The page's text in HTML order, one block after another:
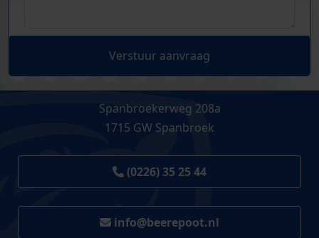
Verstuur aanvraag
Spanbroekerweg 208a
1715 GW Spanbroek
(0226) 35 25 44
info@beerepoot.nl